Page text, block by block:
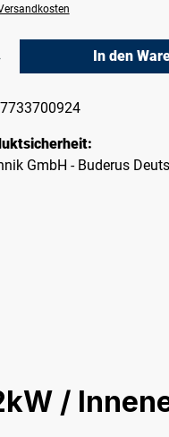
Gib den
In den
7733700924
GmbH - Buderus
/